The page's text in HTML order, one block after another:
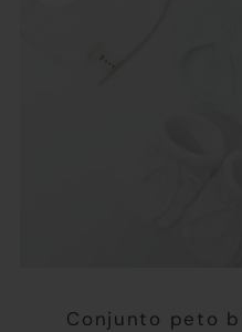
Conjunto peto